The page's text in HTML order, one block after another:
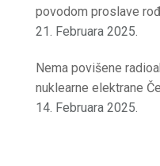
povodom proslave
21. Februara 2025.
Nema povišene
nuklearne elektrane
14. Februara 2025.